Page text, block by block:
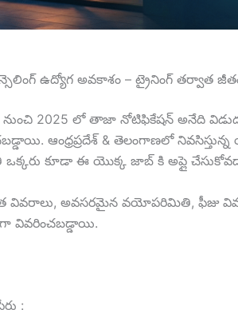
ఉద్యోగ అవకాశం – ట్రైనింగ్ తర్వాత
2025 లో తాజా నోటిఫికేషన్ అనేది
ఆంధ్రప్రదేశ్ & తెలంగాణలో నివసిస్తున్న
ఒక్కరు కూడా ఈ యొక్క జాబ్ కి అప్లై
వివరాలు, అవసరమైన వయోపరిమితి, ఫీజు
వివరించబడ్డాయి.
: